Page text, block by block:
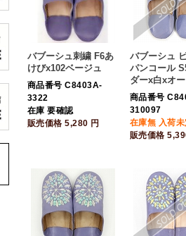
バブーシュ刺繍 F6あ
けびx102ベージュ
商品番号 C8403A-
3322
在庫 要確認
販売価格5,280 円
バブーシュ
パンコール
ダーx白xオ
商品番号
310097
在庫無 入荷
販売価格